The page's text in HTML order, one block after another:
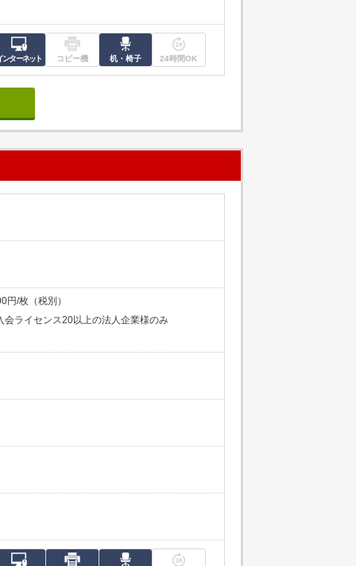
ンターネット コピー機 机・椅子 24時間OK
/枚（税別）
ライセンス20以上の法人企業様のみ